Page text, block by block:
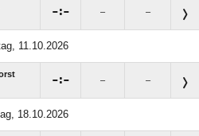
: – –
11.10.2026
: – –
18.10.2026